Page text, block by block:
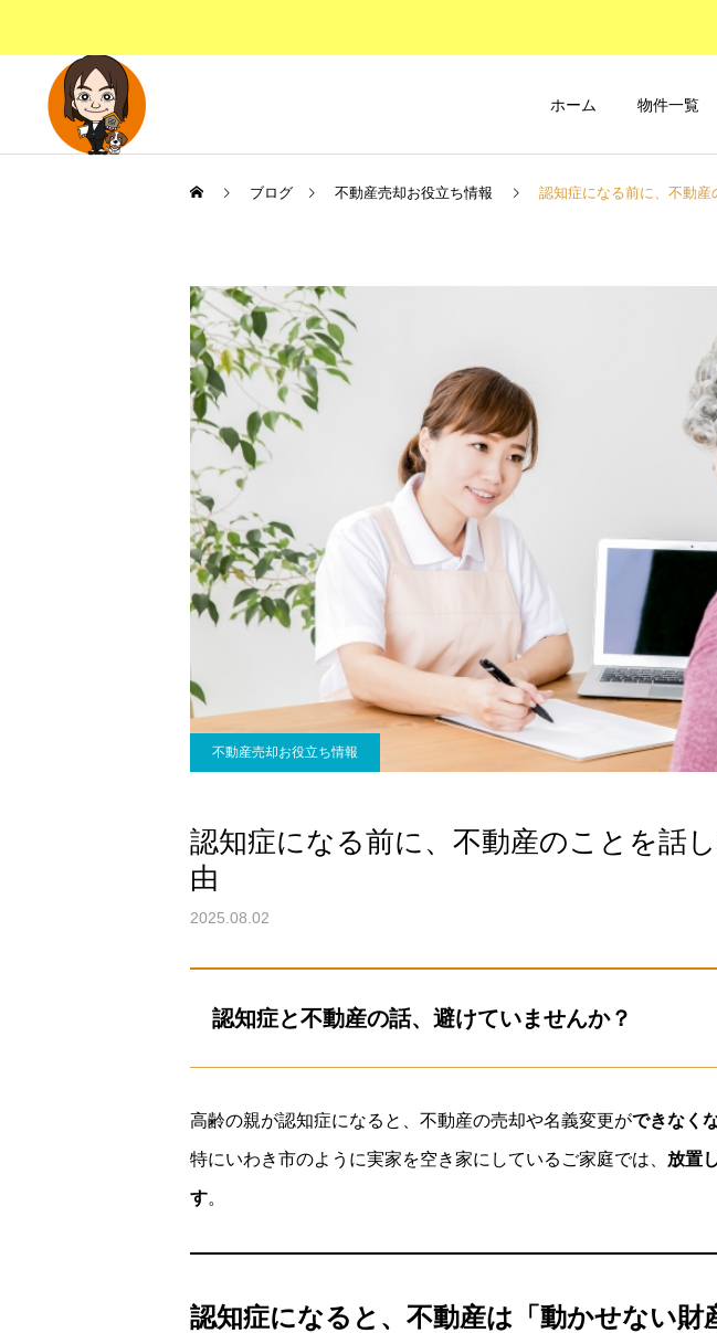
ホーム 物件一覧
ブログ 不動産売却お役立ち情報 認知症になる前に、不動
不動産売却お役立ち情報
認知症になる前に、不動産のことを話
由
2025.08.02
認知症と不動産の話、避けていませんか？
高齢の親が認知症になると、不動産の売却や名義変更ができなく
特にいわき市のように実家を空き家にしているご家庭では、 放置
す。
認知症になると、不動産は「動かせない財